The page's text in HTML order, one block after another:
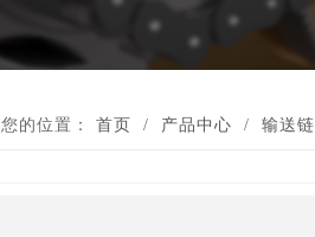
您的位置：首页 / 产品中心 /输送链